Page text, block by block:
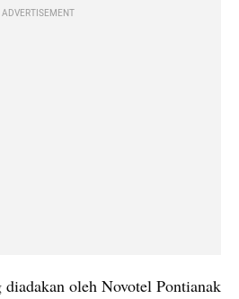
ADVERTISEMENT
oleh Novotel Pontianak